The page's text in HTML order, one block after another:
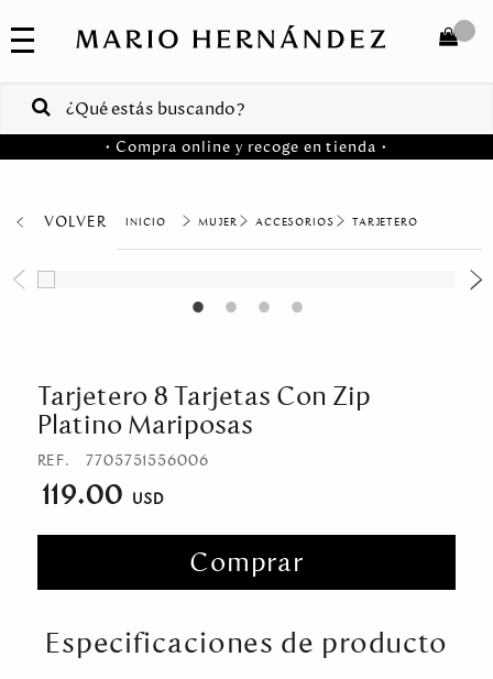
COLECCIONES
VENTAS
CORPORATIVAS
Venezuela
COMPRAR
• Compra online y recoge en tienda •
VOLVER MUJER ACCESORIOS TARJETERO
Tarjetero 8 Tarjetas Con Zip
Platino Mariposas
REF. 7705751556006
119.00
Comprar
Especificaciones de producto